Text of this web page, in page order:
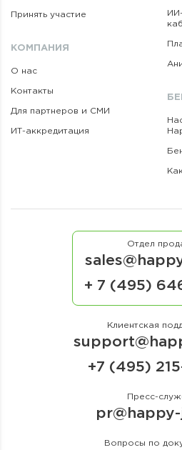
Принять участие
КОМПАНИЯ
О нас
Контакты
Для партнеров и СМИ
ИТ-аккредитация
Отдел
+ 7 (495)
Клиентская
+7 (495)
Пресс-
Вопросы по